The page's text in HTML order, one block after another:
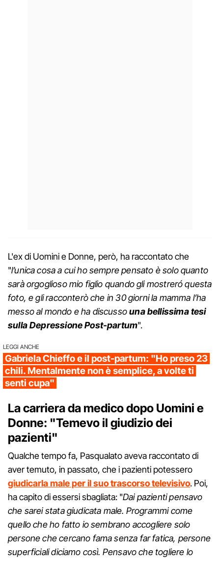
L'ex di Uomini e Donne, però, ha raccontato che
"l’unica cosa a cui ho sempre pensato è solo quanto
sarà orgoglioso mio figlio quando gli mostreró questa
foto, e gli racconterò che in 30 giorni la mamma l’ha
messo al mondo e ha discussouna bellissima tesi
sulla Depressione Post-partum".
LEGGI ANCHE
Gabriela Chieffo e il post-partum: "Ho preso 23
chili. Mentalmente non è semplice, a volte ti
senti cupa"
La carriera da medico dopo Uomini e
Donne: "Temevo il giudizio dei
pazienti"
Qualche tempo fa, Pasqualato aveva raccontato di
aver temuto, in passato, che i pazienti potessero
giudicarla male per il suo trascorso televisivo. Poi,
ha capito di essersi sbagliata: "Dai pazienti pensavo
che sarei stata giudicata male. Programmi come
quello che ho fatto io sembrano accogliere solo
persone che cercano fama senza far fatica, persone
superficiali diciamo così. Pensavo che togliere lo